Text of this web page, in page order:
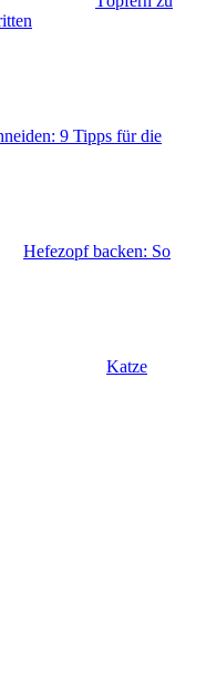
9 Tipps für die
Hefezopf backen: So
Katze